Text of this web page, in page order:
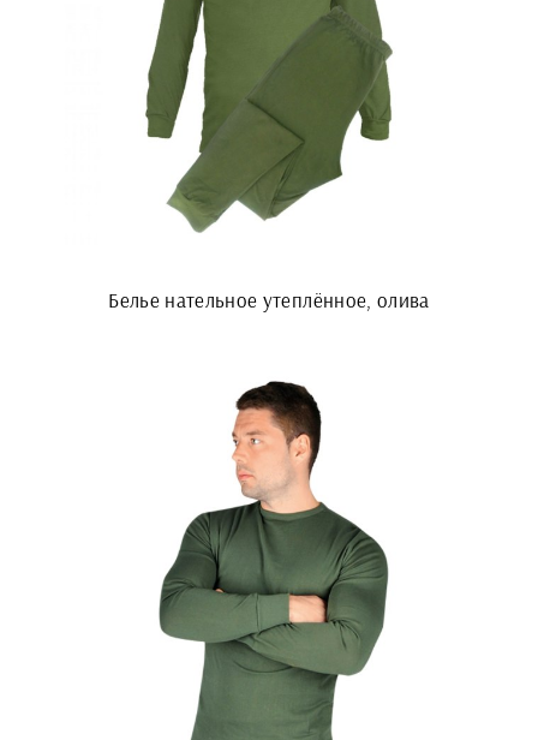
Белье нательное утеплённое, олива